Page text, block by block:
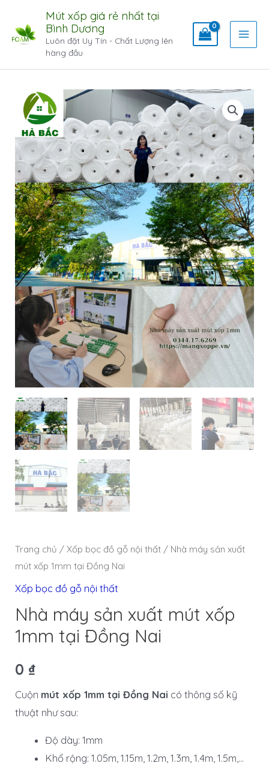
Mút xốp giá rẻ nhất tại
Bình Dương
Luôn đặt Uy Tín - Chất Lượng lên
hàng đầu
Trang chủ /Xốp bọc đồ gỗ nội thất / Nhà máy sản xuất
mút xốp 1mm tại Đồng Nai
Xốp bọc đồ gỗ nội thất
Nhà máy sản xuất mút xốp
1mm tại Đồng Nai
0 ₫
Cuộn mút xốp 1mm tại Đồng Nai có thông số kỹ
thuật như sau:
Độ dày: 1mm
Khổ rộng: 1.05m, 1.15m, 1.2m, 1.3m, 1.4m, 1.5m,…